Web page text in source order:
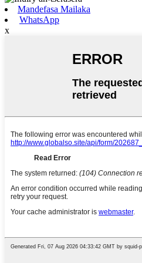
Mandefasa Mailaka
WhatsApp
x